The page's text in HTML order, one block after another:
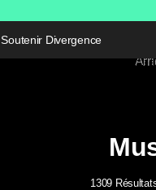
Soutenir Divergence
1309